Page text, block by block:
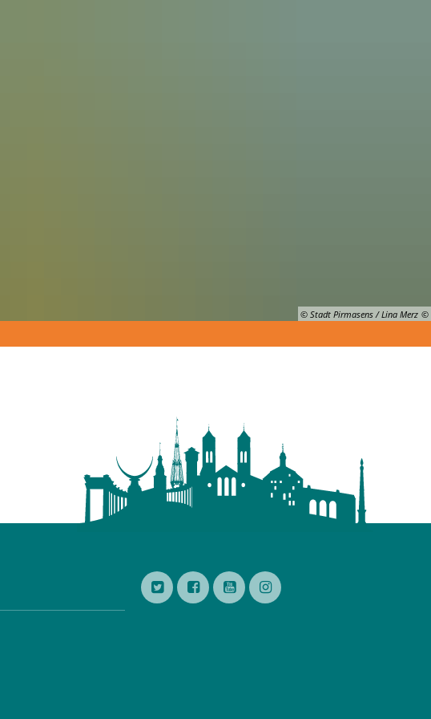
© Stadt Pirmasens / Lina Merz